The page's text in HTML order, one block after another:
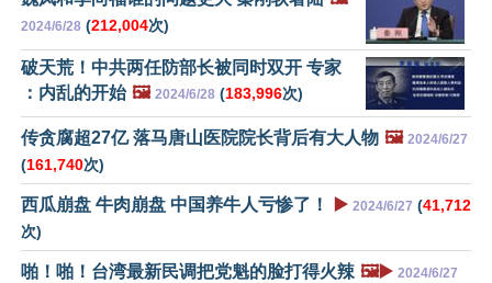
2024/6/28 (212,004次)
破天荒！中共两任防部长被同时双开 专家
：内乱的开始 🖼️ 2024/6/28 (183,996次)
传贪腐超27亿 落马唐山医院院长背后有大人物 🖼️ 2024/6/27
(161,740次)
西瓜崩盘 牛肉崩盘 中国养牛人亏惨了！ ▶️ 2024/6/27 (41,712
次)
啪！啪！台湾最新民调把党魁的脸打得火辣 🖼️▶️ 2024/6/27